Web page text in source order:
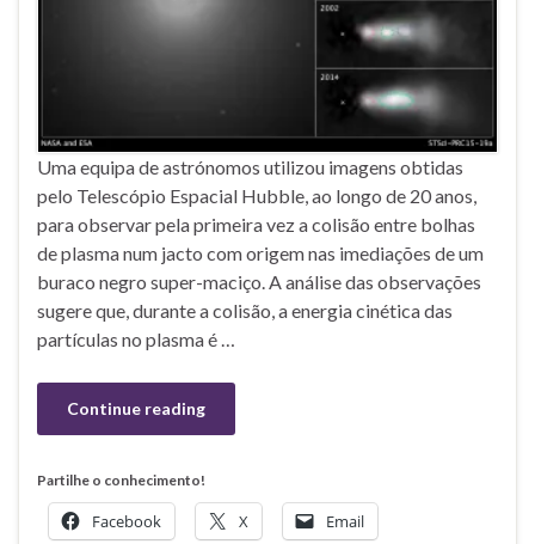
Uma equipa de astrónomos utilizou imagens obtidas
pelo Telescópio Espacial Hubble, ao longo de 20 anos,
para observar pela primeira vez a colisão entre bolhas
de plasma num jacto com origem nas imediações de um
buraco negro super-maciço. A análise das observações
sugere que, durante a colisão, a energia cinética das
partículas no plasma é …
Continue reading
Partilhe o conhecimento!
Facebook X Email